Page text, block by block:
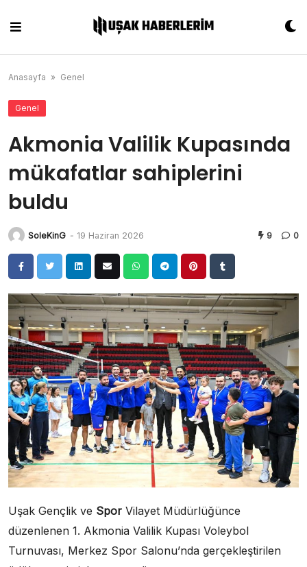
content
Anasayfa » Genel
Genel
Akmonia Valilik Kupasında
mükafatlar sahiplerini
buldu
SoleKinG - 19 Haziran 2026 9 0
Uşak Gençlik ve Spor Vilayet Müdürlüğünce
düzenlenen 1. Akmonia Valilik Kupası Voleybol
Turnuvası, Merkez Spor Salonu’nda gerçekleştirilen